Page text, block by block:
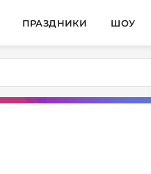
ПРАЗДНИКИ ШОУ